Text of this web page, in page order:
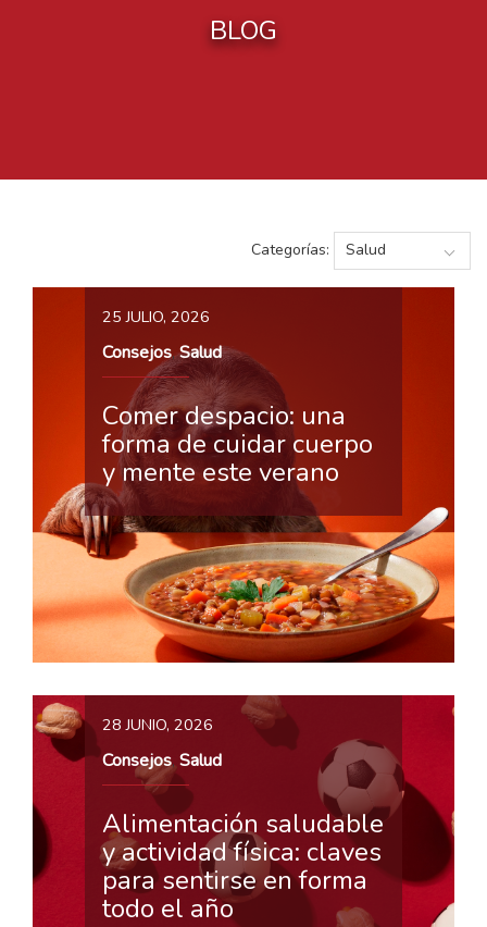
BLOG
Categorías:
25 JULIO, 2026
Consejos,Salud
Comer despacio: una
forma de cuidar cuerpo
y mente este verano
28 JUNIO, 2026
Consejos,Salud
Alimentación saludable
y actividad física: claves
para sentirse en forma
todo el año